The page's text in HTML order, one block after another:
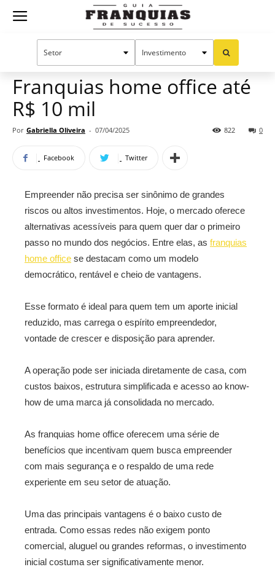
Guia
Oportunidades e tendências
Franquias home office até
R$ 10 mil
Por Gabriella Oliveira - 07/04/2025 0
822
Facebook Twitter
Empreender não precisa ser sinônimo de grandes
riscos ou altos investimentos. Hoje, o mercado oferece
alternativas acessíveis para quem quer dar o primeiro
passo no mundo dos negócios. Entre elas, as franquias
home office se destacam como um modelo
democrático, rentável e cheio de vantagens.
Esse formato é ideal para quem tem um aporte inicial
reduzido, mas carrega o espírito empreendedor,
vontade de crescer e disposição para aprender.
A operação pode ser iniciada diretamente de casa, com
custos baixos, estrutura simplificada e acesso ao know-
how de uma marca já consolidada no mercado.
As franquias home office oferecem uma série de
benefícios que incentivam quem busca empreender
com mais segurança e o respaldo de uma rede
experiente em seu setor de atuação.
Uma das principais vantagens é o baixo custo de
entrada. Como essas redes não exigem ponto
comercial, aluguel ou grandes reformas, o investimento
inicial costuma ser significativamente menor.